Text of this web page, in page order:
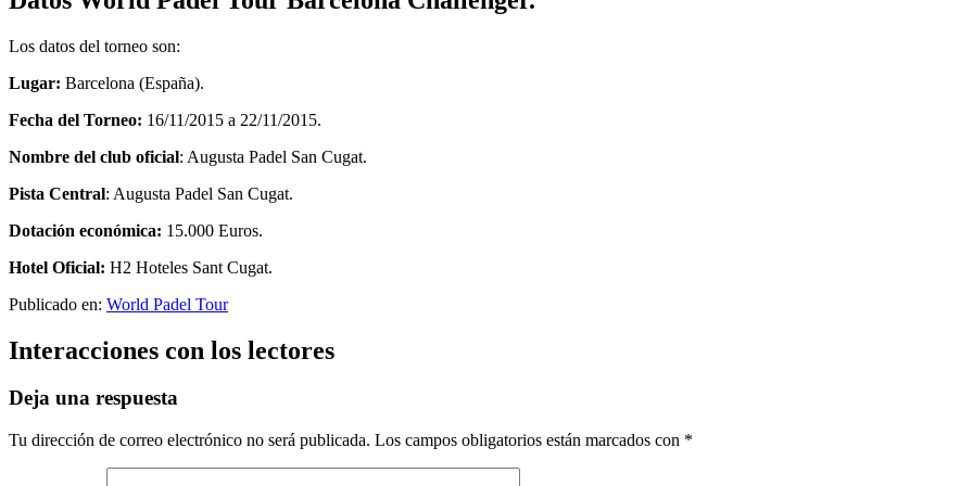
Los datos del torneo son:
Lugar: Barcelona (España).
Fecha del Torneo: 16/11/2015 a 22/11/2015.
Nombre del club oficial: Augusta Padel San Cugat.
Pista Central: Augusta Padel San Cugat.
Dotación económica: 15.000 Euros.
Hotel Oficial: H2 Hoteles Sant Cugat.
Publicado en: World Padel Tour
Interacciones con los lectores
Deja una respuesta
Tu dirección de correo electrónico no será publicada. Los campos obligatorios están marcados con *